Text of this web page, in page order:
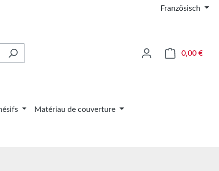
Französisch
0,00 €Le
Matériau de couverture